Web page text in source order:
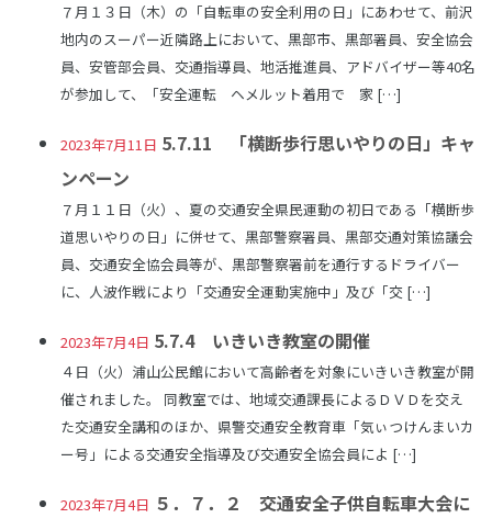
７月１３日（木）の「自転車の安全利用の日」にあわせて、前沢
地内のスーパー近隣路上において、黒部市、黒部署員、安全協会
員、安管部会員、交通指導員、地活推進員、アドバイザー等40名
が参加して、「安全運転 ヘメルット着用で 家 […]
2023年7月11日 5.7.11 「横断歩行思いやりの日」キャ
ンペーン
７月１１日（火）、夏の交通安全県民運動の初日である「横断歩
道思いやりの日」に併せて、黒部警察署員、黒部交通対策協議会
員、交通安全協会員等が、黒部警察署前を通行するドライバー
に、人波作戦により「交通安全運動実施中」及び「交 […]
2023年7月4日 5.7.4 いきいき教室の開催
４日（火）浦山公民館において高齢者を対象にいきいき教室が開
催されました。 同教室では、地域交通課長によるＤＶＤを交え
た交通安全講和のほか、県警交通安全教育車「気ぃつけんまいカ
ー号」による交通安全指導及び交通安全協会員によ […]
2023年7月4日 ５．７．２ 交通安全子供自転車大会に